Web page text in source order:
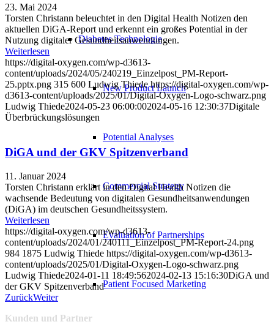
Diabetes Technologie
New Product Launch
Potential Analyses
Commercial Strategy
Evaluation of Partnerships
Patient Focused Marketing
23. Mai 2024
Torsten Christann beleuchtet in den Digital Health Notizen den
aktuellen DiGA-Report und erkennt ein großes Potential in der
Nutzung digitaler Gesundheitsanwendungen.
Weiterlesen
https://digital-oxygen.com/wp-d3613-
content/uploads/2024/05/240219_Einzelpost_PM-Report-
25.pptx.png 315 600 Ludwig Thiede https://digital-oxygen.com/wp-
d3613-content/uploads/2025/01/Digital-Oxygen-Logo-schwarz.png
Ludwig Thiede2024-05-23 06:00:002024-05-16 12:30:37Digitale
Überbrückungslösungen
DiGA und der GKV Spitzenverband
11. Januar 2024
Torsten Christann erklärt in den Digital Health Notizen die
wachsende Bedeutung von digitalen Gesundheitsanwendungen
(DiGA) im deutschen Gesundheitssystem.
Weiterlesen
https://digital-oxygen.com/wp-d3613-
content/uploads/2024/01/240111_Einzelpost_PM-Report-24.png
984 1875 Ludwig Thiede https://digital-oxygen.com/wp-d3613-
content/uploads/2025/01/Digital-Oxygen-Logo-schwarz.png
Ludwig Thiede2024-01-11 18:49:562024-02-13 15:16:30DiGA und
der GKV Spitzenverband
ZurückWeiter
Kunden und Partner